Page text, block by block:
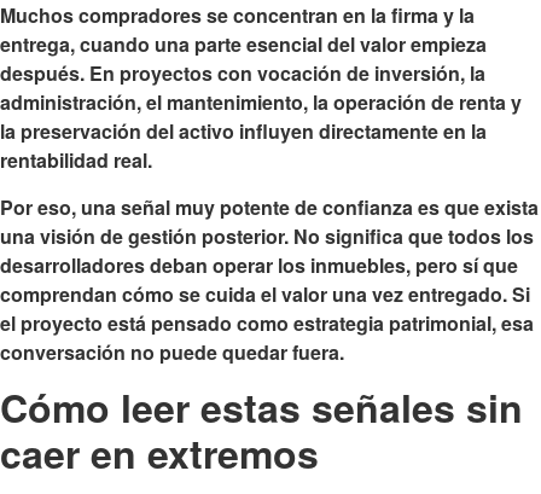
Muchos compradores se concentran en la firma y la
entrega, cuando una parte esencial del valor empieza
después. En proyectos con vocación de inversión, la
administración, el mantenimiento, la operación de renta y
la preservación del activo influyen directamente en la
rentabilidad real.
Por eso, una señal muy potente de confianza es que exista
una visión de gestión posterior. No significa que todos los
desarrolladores deban operar los inmuebles, pero sí que
comprendan cómo se cuida el valor una vez entregado. Si
el proyecto está pensado como estrategia patrimonial, esa
conversación no puede quedar fuera.
Cómo leer estas señales sin
caer en extremos